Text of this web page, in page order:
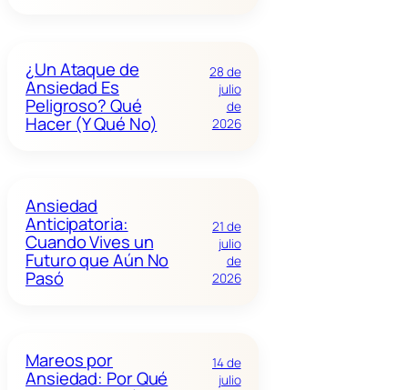
¿Un Ataque de
Ansiedad Es
Peligroso? Qué
Hacer (Y Qué No)
28 de
julio
de
2026
Ansiedad
Anticipatoria:
Cuando Vives un
Futuro que Aún No
Pasó
21 de
julio
de
2026
Mareos por
Ansiedad: Por Qué
14 de
julio